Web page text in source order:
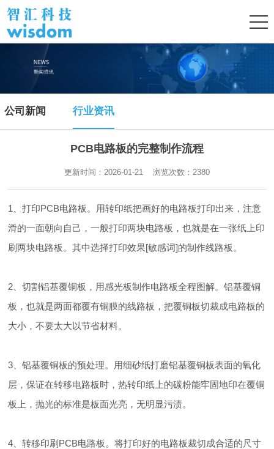
公司新闻 行业资讯
PCB电路板的完整制作流程
更新时间：2026-01-21 浏览次数： 2380
1、打印PCB电路板。用转印纸把画好的电路板打印出来，注意
滑的一面朝向自己，一般打印两块电路板，也就是在一张纸上印
刷两块电路板。其中选择打印效果[敏感词]的制作线路板。
2、切割铝基覆铜板，用感光板制作电路板全程图解。铝基覆铜
板，也就是两面都覆有铜膜的线路板，把覆铜板切裁成电路板的
大小，不要太大以节省材料。
3、铝基覆铜板的预处理。用细砂纸打磨铝基覆铜板表面的氧化
层，保证在转移电路板时，热转印纸上的碳粉能牢固地印在覆铜
板上，抛光的标准是板面光亮，无明显污渍。
4、转移印刷PCB电路板。将打印好的电路板裁切成合适的尺寸